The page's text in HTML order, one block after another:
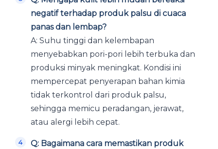
negatif terhadap produk palsu di cuaca
panas dan lembap?
A: Suhu tinggi dan kelembapan
menyebabkan pori-pori lebih terbuka dan
produksi minyak meningkat. Kondisi ini
mempercepat penyerapan bahan kimia
tidak terkontrol dari produk palsu,
sehingga memicu peradangan, jerawat,
atau alergi lebih cepat.
Q: Bagaimana cara memastikan produk